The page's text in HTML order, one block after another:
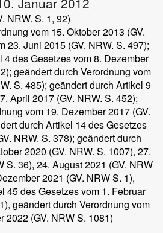
NRW. S. 1, 92)
vom 15. Oktober 2013 (GV.
23. Juni 2015 (GV. NRW. S. 497);
des Gesetzes vom 8. Dezember
geändert durch Verordnung vom
S. 485); geändert durch Artikel 9
April 2017 (GV. NRW. S. 452);
vom 19. Dezember 2017 (GV.
durch Artikel 14 des Gesetzes
NRW. S. 378); geändert durch
2020 (GV. NRW. S. 1007), 27.
S. 36), 24. August 2021 (GV. NRW
2021 (GV. NRW S. 1),
45 des Gesetzes vom 1. Februar
geändert durch Verordnung vom
2022 (GV. NRW S. 1081)